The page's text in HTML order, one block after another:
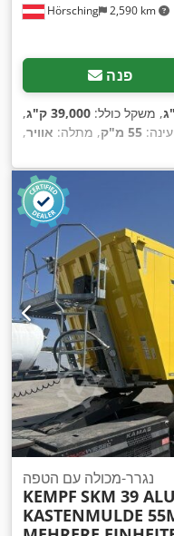
Hörsching 2,590 km
פנה
, משקל כולל: 39,000 ק"ג
,
55 מ"ק , מתלה: אוויר,
נגרר-מכולה עם הטפה
KEMPF SKM 39
KASTENMULDE